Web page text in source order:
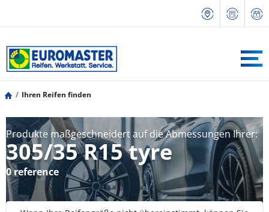
Ihren Reifen finden
Produkte maßgeschneidert auf die Abmessungen Ihrer:
305/35 R15 tyre
0 reference